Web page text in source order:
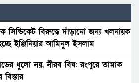
সিন্ডিকেট বিরুদ্ধে দাঁড়ানো জন্য খলনায়ক
ইঞ্জিনিয়ার আমিনুল ইসলাম
ধুলো নয়, নীরব বিষ: রংপুরে তামাক
বিস্তার